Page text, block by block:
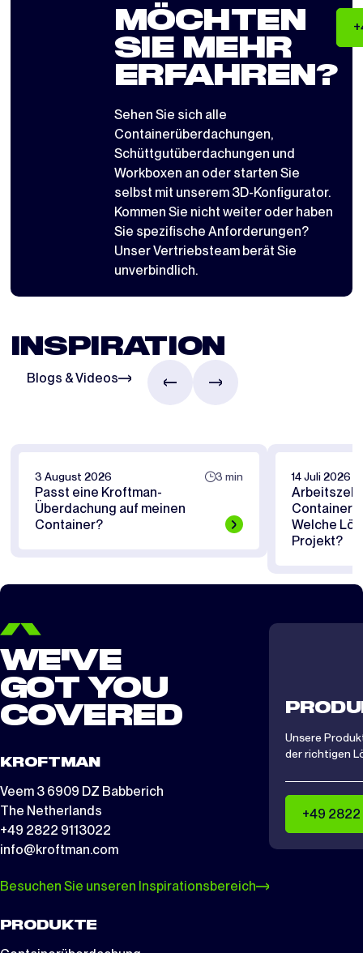
MÖCHTEN
SIE MEHR
ERFAHREN?
Sehen Sie sich alle
Containerüberdachungen,
Schüttgutüberdachungen und
Workboxen an oder starten Sie
selbst mit unserem 3D-Konfigurator.
Kommen Sie nicht weiter oder haben
Sie spezifische Anforderungen?
Unser Vertriebsteam berät Sie
unverbindlich.
INSPIRATION
Blogs & Videos
3 August 2026 3 min
Passt eine Kroftman-
Überdachung auf meinen
Container?
14 Juli 2026
Arbeitszelt
Welche
Projekt?
WE'VE
GOT YOU
COVERED
KROFTMAN
Veem 3 6909 DZ Babberich
The Netherlands
+49 2822 9113022
info@kroftman.com
Besuchen Sie unseren Inspirationsbereich
PRODUKTE
Unsere
der richtigen
+49 2822